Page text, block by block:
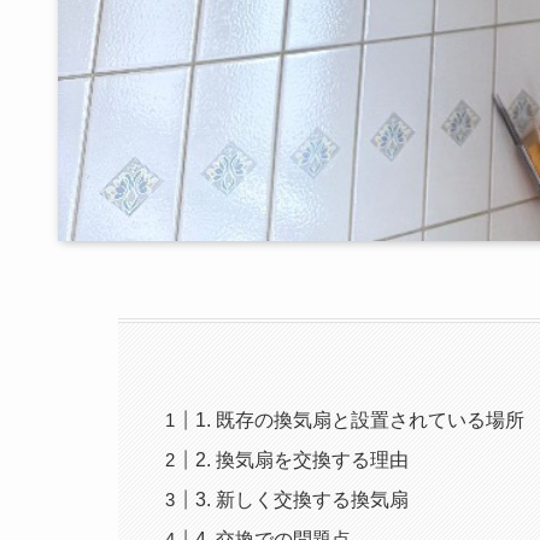
1. 既存の換気扇と設置されている場所
2. 換気扇を交換する理由
3. 新しく交換する換気扇